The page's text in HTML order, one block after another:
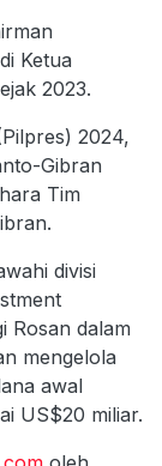
Ketua
2023.
2024,
Gibran
Tim
divisi
Rosan dalam
mengelola
awal
US$20 miliar.